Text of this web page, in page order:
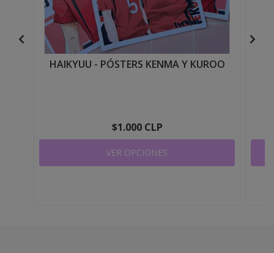
HAIKYUU - PÓSTERS KENMA Y KUROO
$1.000 CLP
VER OPCIONES